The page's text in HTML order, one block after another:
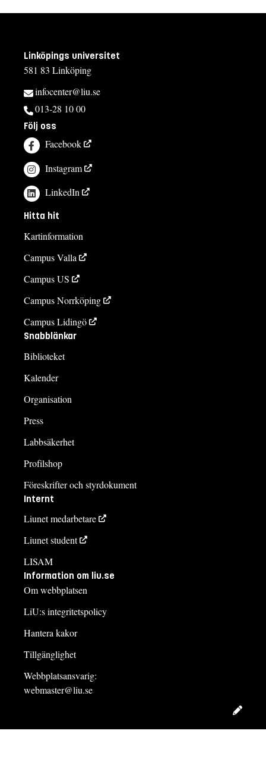
Linköpings universitet
581 83 Linköping
infocenter@liu.se
013-28 10 00
Följ oss
Facebook
Instagram
LinkedIn
Hitta hit
Kartinformation
Campus Valla
Campus US
Campus Norrköping
Campus Lidingö
Snabblänkar
Biblioteket
Kalender
Organisation
Press
Labbsäkerhet
Profilshop
Föreskrifter och styrdokument
Internt
Liunet medarbetare
Liunet student
LISAM
Information om liu.se
Om webbplatsen
LiU:s integritetspolicy
Hantera kakor
Tillgänglighet
Webbplatsansvarig:
webmaster@liu.se